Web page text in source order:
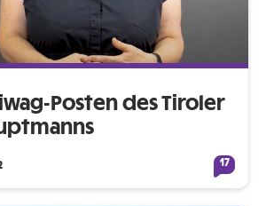
Posten des Tiroler
17